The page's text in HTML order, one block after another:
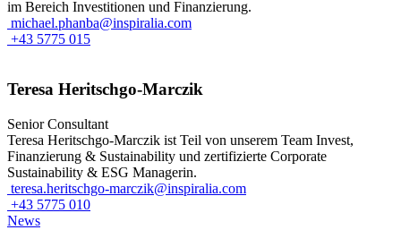
im Bereich Investitionen und Finanzierung.
michael.phanba@inspiralia.com
+43 5775 015
Teresa Heritschgo-Marczik
Senior Consultant
Teresa Heritschgo-Marczik ist Teil von unserem Team Invest,
Finanzierung & Sustainability und zertifizierte Corporate
Sustainability & ESG Managerin.
teresa.heritschgo-marczik@inspiralia.com
+43 5775 010
News